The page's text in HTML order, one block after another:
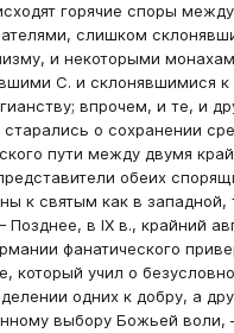
горячие споры
слишком
и некоторыми
С. и склонявшимися
впрочем, и те, и
о сохранении
пути между двумя
обеих
к святым как в западной,
Позднее, в IX в., крайний
фанатического
который учил о
одних к добру, а
выбору Божьей воли,